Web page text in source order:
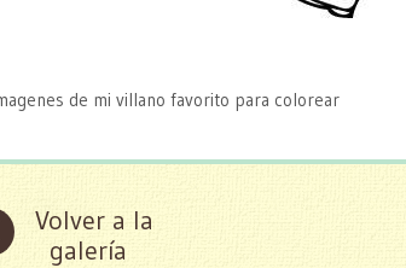
de mi villano favorito para colorear
Volver a la
galería